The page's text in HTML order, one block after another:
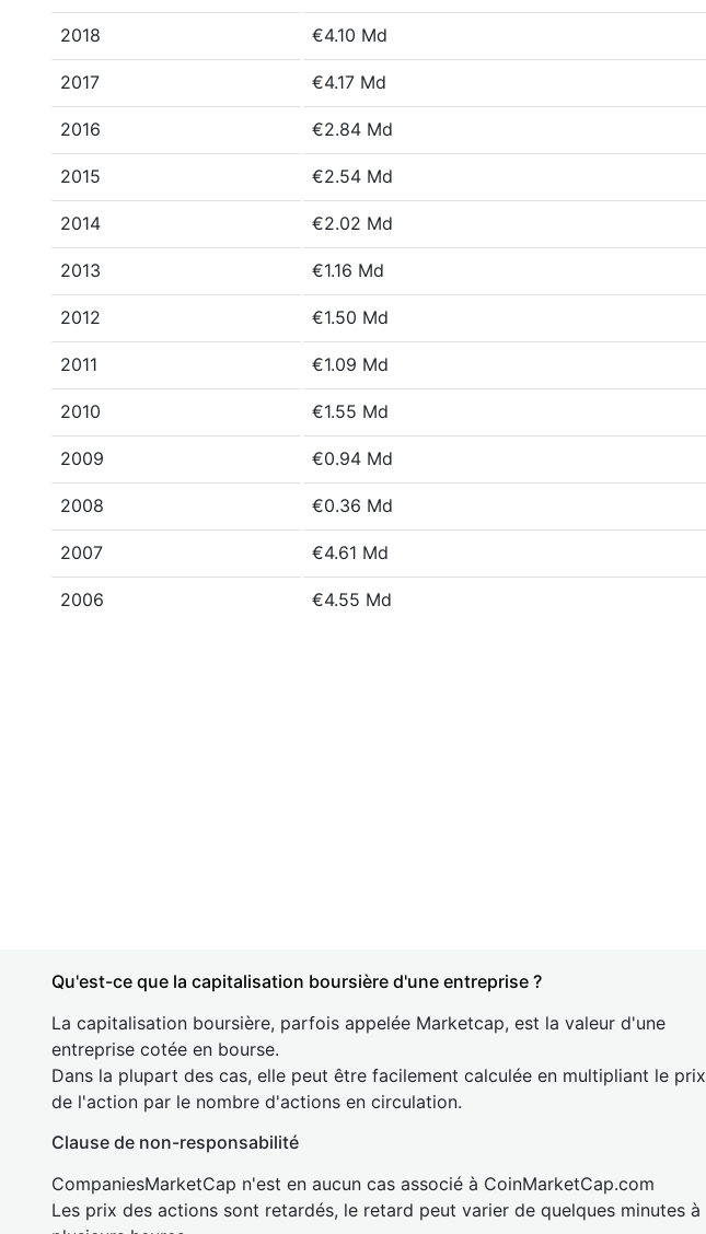
2018 €4.10 Md
2017 €4.17 Md
2016 €2.84 Md
2015 €2.54 Md
2014 €2.02 Md
2013 €1.16 Md
2012 €1.50 Md
2011 €1.09 Md
2010 €1.55 Md
2009 €0.94 Md
2008 €0.36 Md
2007 €4.61 Md
2006 €4.55 Md
Qu'est-ce que la capitalisation boursière d'une entreprise ?
La capitalisation boursière, parfois appelée Marketcap, est la valeur d'une
entreprise cotée en bourse.
Dans la plupart des cas, elle peut être facilement calculée en multipliant le prix
de l'action par le nombre d'actions en circulation.
Clause de non-responsabilité
CompaniesMarketCap n'est en aucun cas associé à CoinMarketCap.com
Les prix des actions sont retardés, le retard peut varier de quelques minutes à